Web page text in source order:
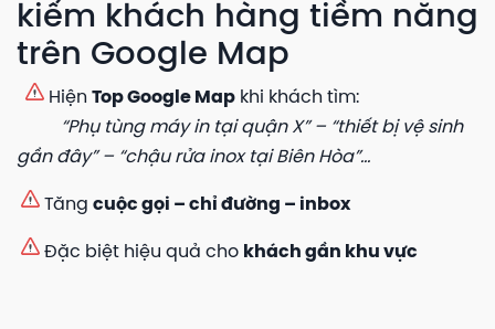
kiếm khách hàng tiềm năng
trên Google Map
Hiện Top Google Map khi khách tìm:
“Phụ tùng máy in tại quận X” – “thiết bị vệ sinh
gần đây” – “chậu rửa inox tại Biên Hòa”…
Tăng cuộc gọi – chỉ đường – inbox
Đặc biệt hiệu quả cho khách gần khu vực